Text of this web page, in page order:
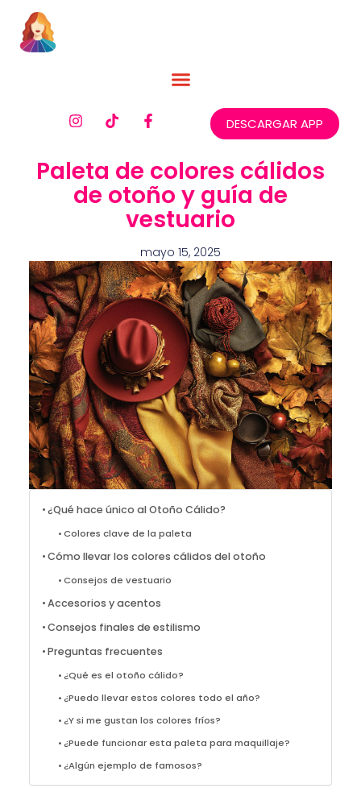
DESCARGAR APP
Paleta de colores cálidos
de otoño y guía de
vestuario
mayo 15, 2025
¿Qué hace único al Otoño Cálido?
Colores clave de la paleta
Cómo llevar los colores cálidos del otoño
Consejos de vestuario
Accesorios y acentos
Consejos finales de estilismo
Preguntas frecuentes
¿Qué es el otoño cálido?
¿Puedo llevar estos colores todo el año?
¿Y si me gustan los colores fríos?
¿Puede funcionar esta paleta para maquillaje?
¿Algún ejemplo de famosos?